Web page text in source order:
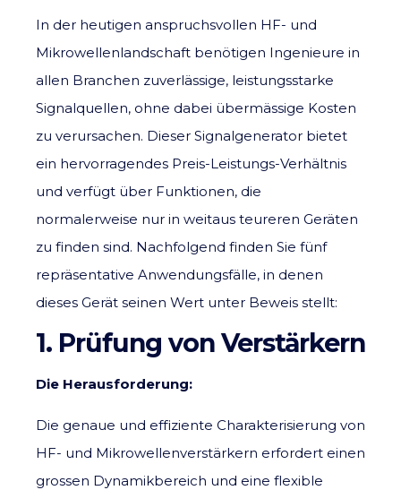
In der heutigen anspruchsvollen HF- und
Mikrowellenlandschaft benötigen Ingenieure in
allen Branchen zuverlässige, leistungsstarke
Signalquellen, ohne dabei übermässige Kosten
zu verursachen. Dieser Signalgenerator bietet
ein hervorragendes Preis-Leistungs-Verhältnis
und verfügt über Funktionen, die
normalerweise nur in weitaus teureren Geräten
zu finden sind. Nachfolgend finden Sie fünf
repräsentative Anwendungsfälle, in denen
dieses Gerät seinen Wert unter Beweis stellt:
1. Prüfung von Verstärkern
Die Herausforderung:
Die genaue und effiziente Charakterisierung von
HF- und Mikrowellenverstärkern erfordert einen
grossen Dynamikbereich und eine flexible